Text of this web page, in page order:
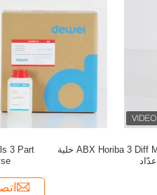
3 Part
كاشف ABX Horiba 3 Diff MICROS 60/45 خلية
عدّاد